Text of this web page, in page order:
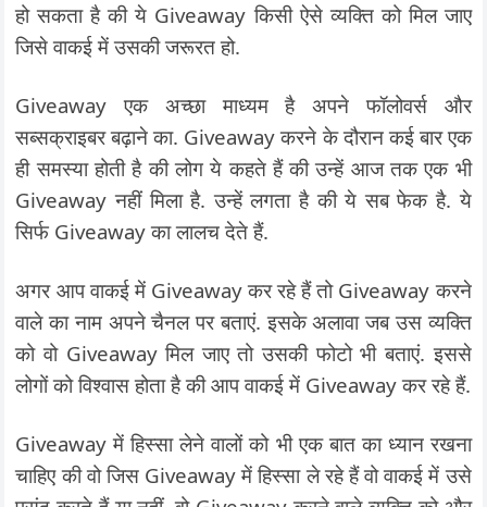
हो सकता है की ये Giveaway किसी ऐसे व्यक्ति को मिल जाए
जिसे वाकई में उसकी जरूरत हो.
Giveaway एक अच्छा माध्यम है अपने फॉलोवर्स और
सब्सक्राइबर बढ़ाने का. Giveaway करने के दौरान कई बार एक
ही समस्या होती है की लोग ये कहते हैं की उन्हें आज तक एक भी
Giveaway नहीं मिला है. उन्हें लगता है की ये सब फेक है. ये
सिर्फ Giveaway का लालच देते हैं.
अगर आप वाकई में Giveaway कर रहे हैं तो Giveaway करने
वाले का नाम अपने चैनल पर बताएं. इसके अलावा जब उस व्यक्ति
को वो Giveaway मिल जाए तो उसकी फोटो भी बताएं. इससे
लोगों को विश्वास होता है की आप वाकई में Giveaway कर रहे हैं.
Giveaway में हिस्सा लेने वालों को भी एक बात का ध्यान रखना
चाहिए की वो जिस Giveaway में हिस्सा ले रहे हैं वो वाकई में उसे